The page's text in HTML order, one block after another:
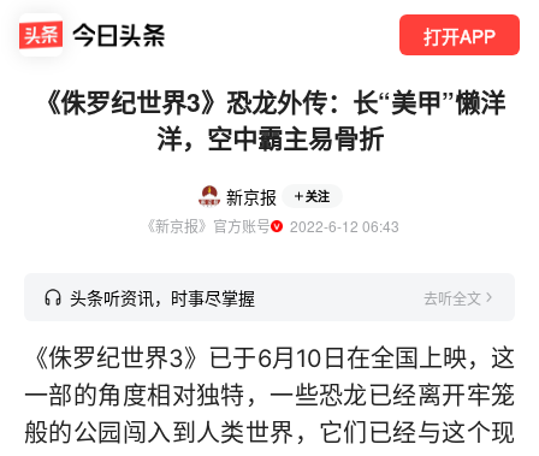
打开APP
《侏罗纪世界3》恐龙外传：长“美甲”懒洋
洋，空中霸主易骨折
新京报 关注
《新京报》官方账号
  2022-6-12 06:43
头条听资讯，时事尽掌握 去听全文
《侏罗纪世界3》已于6月10日在全国上映，这
一部的角度相对独特，一些恐龙已经离开牢笼
般的公园闯入到人类世界，它们已经与这个现